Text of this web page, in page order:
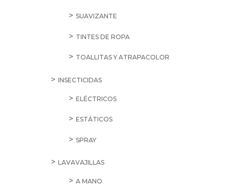
SUAVIZANTE
TINTES DE ROPA
TOALLITAS Y ATRAPACOLOR
INSECTICIDAS
ELÉCTRICOS
ESTÁTICOS
SPRAY
LAVAVAJILLAS
A MANO